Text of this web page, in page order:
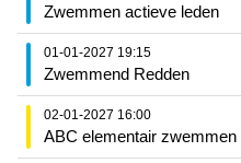
Zwemmen actieve leden
01-01-2027 19:15
Zwemmend Redden
02-01-2027 16:00
ABC elementair zwemmen